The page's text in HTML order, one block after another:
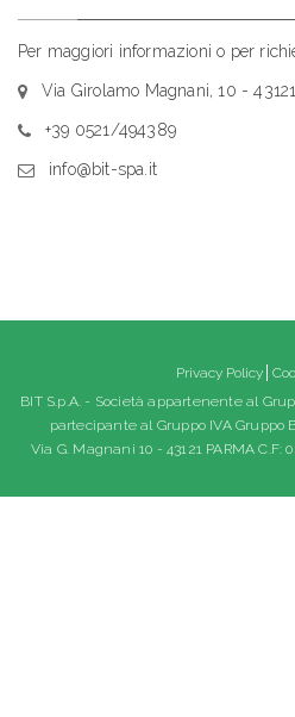
Per maggiori informazioni o per
Via Girolamo Magnani, 10 -
+39 0521/494389
info@bit-spa.it
Privacy Policy
BIT S.p.A. - Società appartenente al
partecipante al Gruppo IVA Gruppo
Via G. Magnani 10 - 43121 PARMA C.F: